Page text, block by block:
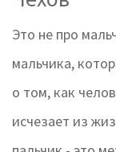
Это не про
мальчика,
о том, как
исчезает из